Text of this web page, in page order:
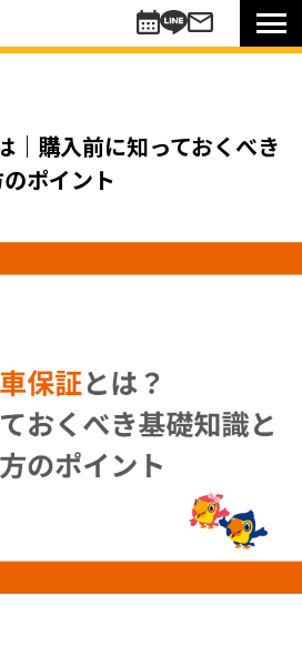
ム
ーン情報
｜購入前に知っておくべき
ポイント